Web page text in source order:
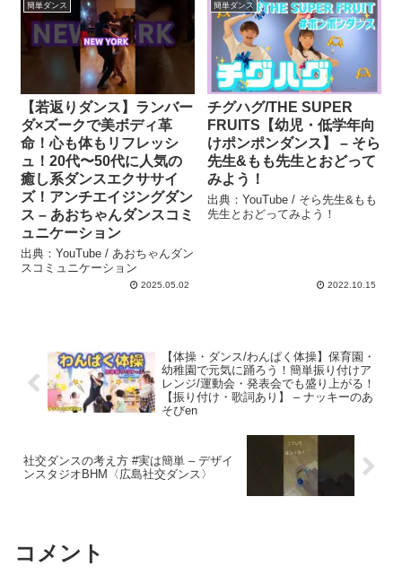
簡単ダンス
【若返りダンス】ランバー
ダ×ズークで美ボディ革
命！心も体もリフレッシ
ュ！20代〜50代に人気の
癒し系ダンスエクササイ
ズ！アンチエイジングダン
ス – あおちゃんダンスコミ
ュニケーション
出典：YouTube / あおちゃんダン
スコミュニケーション
2025.05.02
簡単ダンス
チグハグ/THE SUPER
FRUITS【幼児・低学年向
けポンポンダンス】 – そら
先生&もも先生とおどって
みよう！
出典：YouTube / そら先生&もも
先生とおどってみよう！
2022.10.15
【体操・ダンス/わんぱく体操】保育園・
幼稚園で元気に踊ろう！簡単振り付けア
レンジ/運動会・発表会でも盛り上がる！
【振り付け・歌詞あり】 – ナッキーのあ
そびen
社交ダンスの考え方 #実は簡単 – デザイ
ンスタジオBHM〈広島社交ダンス〉
コメント